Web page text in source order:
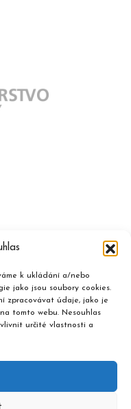
k ukládání a/nebo
jako jsou soubory cookies.
zpracovávat údaje, jako je
tomto webu. Nesouhlas
určité vlastnosti a